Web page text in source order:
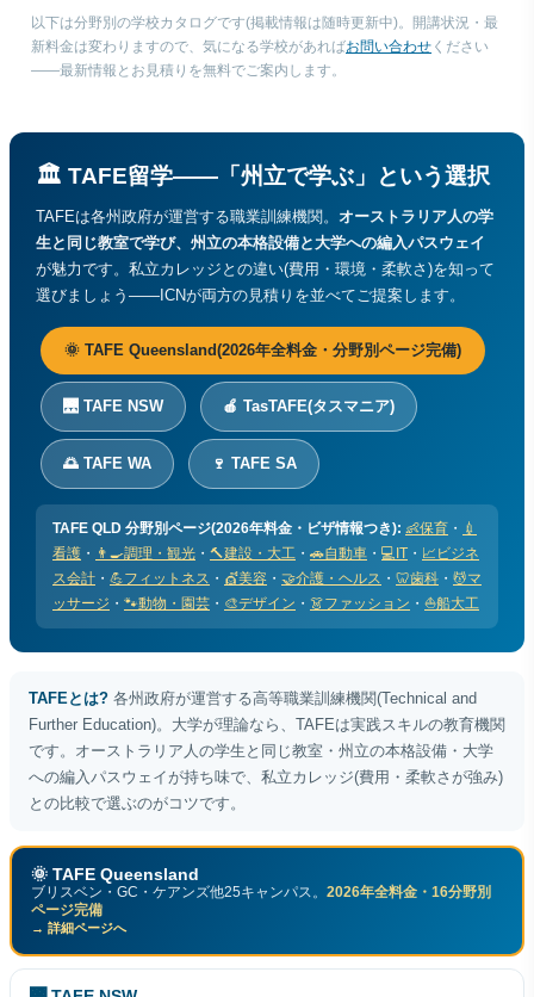
以下は分野別の学校カタログです(掲載情報は随時更新中)。開講状況・最
新料金は変わりますので、気になる学校があればお問い合わせ ください
——最新情報とお見積りを無料でご案内します。
🏛 TAFE留学——「州立で学ぶ」という選択
TAFEは各州政府が運営する職業訓練機関。 オーストラリア人の学
生と同じ教室で学び、州立の本格設備と大学への編入パスウェイ
が魅力です。私立カレッジとの違い(費用・環境・柔軟さ)を知って
選びましょう——ICNが両方の見積りを並べてご提案します。
🌞 TAFE Queensland(2026年全料金・分野別ページ完備)
🌉 TAFE NSW 🍎 TasTAFE(タスマニア)
🌅 TAFE WA 🍷 TAFE SA
TAFE QLD 分野別ページ(2026年料金・ビザ情報つき): 👶保育 ・ 💉
看護 ・ 👨‍🍳調理・観光 ・ 🔨建設・大工 ・ 🚗自動車 ・ 💻IT ・ 📈ビジネ
ス会計 ・ 💪フィットネス ・ 💇美容 ・ 🤝介護・ヘルス ・ 🦷歯科 ・ 💆マ
ッサージ ・ 🐾動物・園芸 ・ 🎨デザイン ・ 👗ファッション ・ ⛵船大工
TAFEとは? 各州政府が運営する高等職業訓練機関(Technical and
Further Education)。大学が理論なら、TAFEは実践スキルの教育機関
です。オーストラリア人の学生と同じ教室・州立の本格設備・大学
への編入パスウェイが持ち味で、私立カレッジ(費用・柔軟さが強み)
との比較で選ぶのがコツです。
🌞 TAFE Queensland
ブリスベン・GC・ケアンズ他25キャンパス。 2026年全料金・16分野別
ページ完備
→ 詳細ページへ